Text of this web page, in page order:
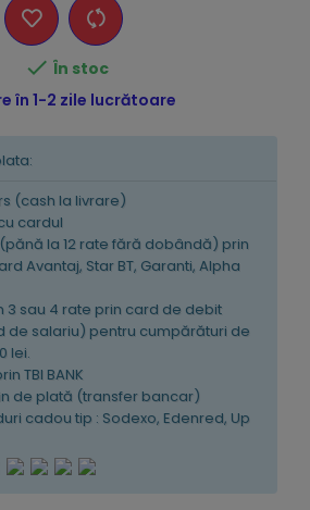
 În stoc
în 1-2 zile lucrătoare
(cash la livrare)
cardul
la 12 rate fără dobândă) prin
Avantaj, Star BT, Garanti, Alpha
3 sau 4 rate prin card de debit
de salariu) pentru cumpărături de
lei.
TBI BANK
de plată (transfer bancar)
cadou tip : Sodexo, Edenred, Up